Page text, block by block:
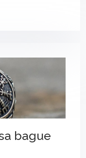
bague